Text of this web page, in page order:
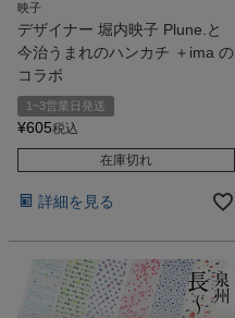
映子
デザイナー 堀内映子 Plune.と
今治うまれのハンカチ ＋ima の
コラボ
1~3営業日発送
¥605税込
在庫切れ
詳細を見る